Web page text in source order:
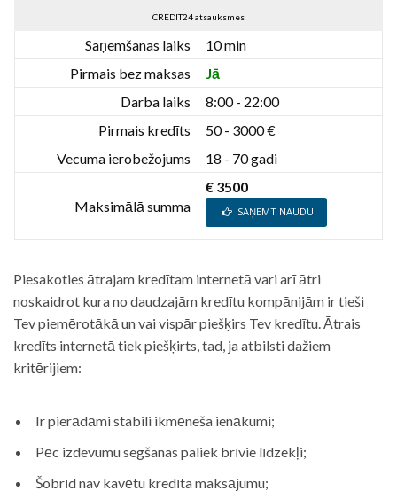
CREDIT24 atsauksmes
Saņemšanas laiks
10 min
Pirmais bez maksas
Jā
Darba laiks
8:00 - 22:00
Pirmais kredīts
50 - 3000 €
Vecuma ierobežojums
18 - 70 gadi
Maksimālā summa
€ 3500
SAŅEMT NAUDU
Piesakoties ātrajam kredītam internetā vari arī ātri
noskaidrot kura no daudzajām kredītu kompānijām ir tieši
Tev piemērotākā un vai vispār piešķirs Tev kredītu. Ātrais
kredīts internetā tiek piešķirts, tad, ja atbilsti dažiem
kritērijiem:
Ir pierādāmi stabili ikmēneša ienākumi;
Pēc izdevumu segšanas paliek brīvie līdzekļi;
Šobrīd nav kavētu kredīta maksājumu;